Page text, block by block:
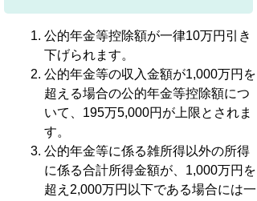
公的年金等控除額が一律10万円引き
下げられます。
公的年金等の収入金額が1,000万円を
超える場合の公的年金等控除額につ
いて、195万5,000円が上限とされま
す。
公的年金等に係る雑所得以外の所得
に係る合計所得金額が、1,000万円を
超え2,000万円以下である場合には一